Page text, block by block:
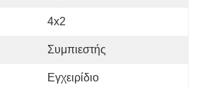
4x2
Συμπιεστής
Εγχειρίδιο